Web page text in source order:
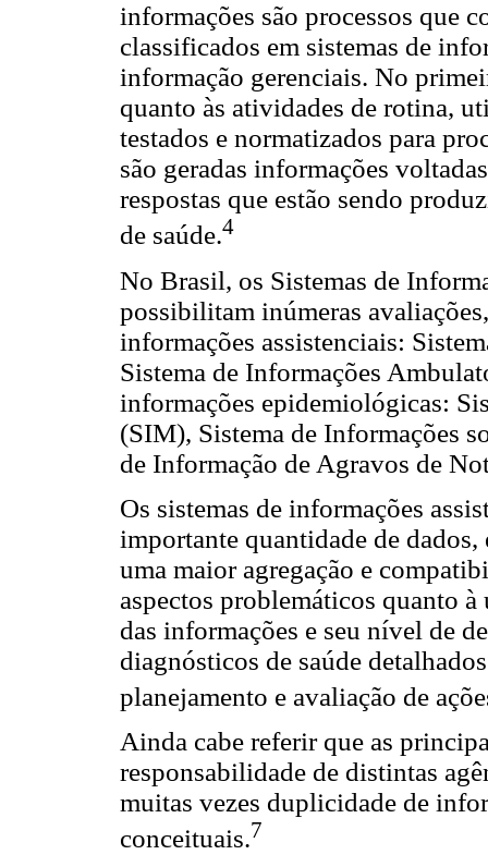
informações são processos que
classificados em sistemas de
informação gerenciais. No
quanto às atividades de rotina,
testados e normatizados para
são geradas informações
respostas que estão sendo
de saúde.4
No Brasil, os Sistemas de
possibilitam inúmeras
informações assistenciais:
Sistema de Informações
informações epidemiológicas:
(SIM), Sistema de Informações
de Informação de Agravos de
Os sistemas de informações
importante quantidade de dados,
uma maior agregação e
aspectos problemáticos quanto
das informações e seu nível de
diagnósticos de saúde
planejamento e avaliação de
Ainda cabe referir que as
responsabilidade de distintas
muitas vezes duplicidade de
conceituais.7